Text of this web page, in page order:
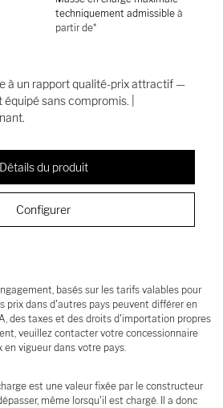
techniquement admissible à
partir de*
à un rapport qualité-prix attractif —
sans compromis. |
Détails du produit
Configurer
basés sur les tarifs valables pour
prix dans d'autres pays peuvent différer en
des taxes et des droits d'importation propres
veuillez contacter votre concessionnaire
vigueur dans votre pays.
est une valeur fixée par le constructeur
même lorsqu'il est chargé. Il a donc